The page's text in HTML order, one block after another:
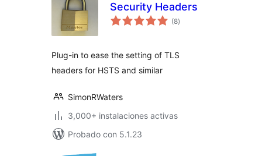
Security Headers
(8total
de
)
Plug-in to ease the setting of TLS
headers for HSTS and similar
SimonRWaters
3,000+ instalaciones activas
Probado con 5.1.23